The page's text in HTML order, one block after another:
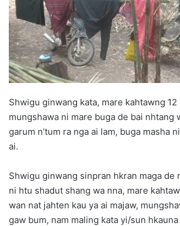
e
m
a
i
l
Shwigu ginwang kata, mare kahtawng
mungshawa ni mare buga de bai nhtang
garum n’tum ra nga ai lam, buga masha
ai.
Shwigu ginwang sinpran hkran maga de
ni htu shadut shang wa nna, mare
wan nat jahten kau ya ai majaw,
gaw bum, nam maling kata yi/sun